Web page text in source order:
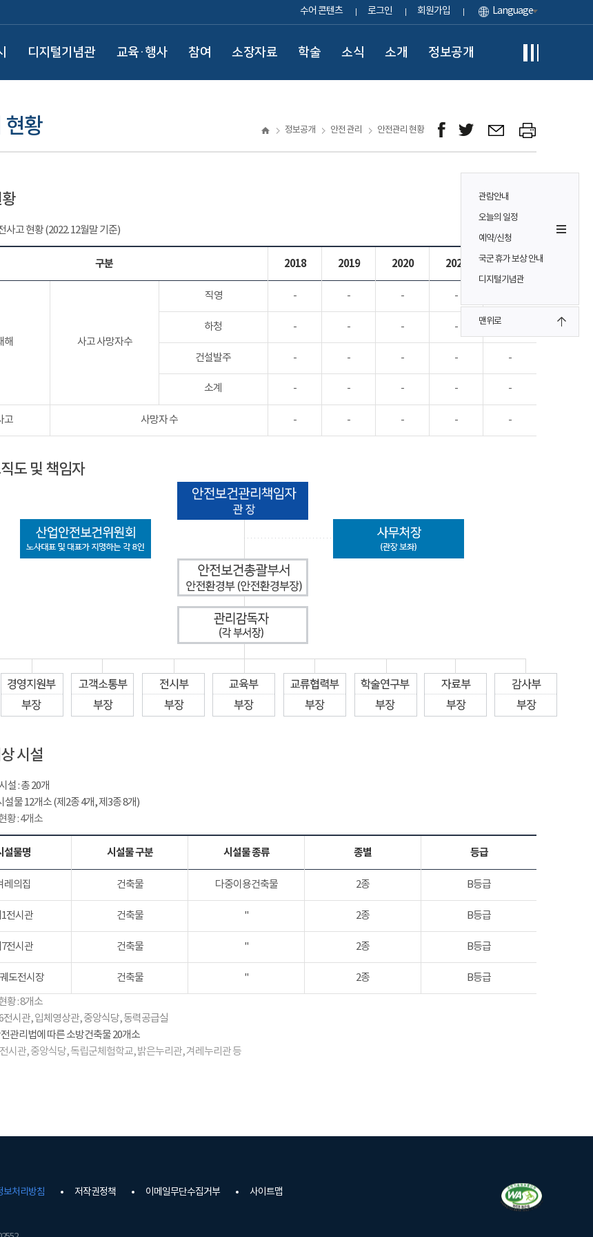
수어 콘텐츠 로그인 회원가입 Language
디지털기념관 교육·행사 참여 소장자료 학술 소식 소개 정보공개
관람안내
오늘의 일정
예약/신청
국군 휴가 보상 안내
디지털기념관
맨위로
현황 정보공개 안전 관리 안전관리 현황
사고 현황 (2022. 12월말 기준)
구분 2018 2019 2020 2021 2022
해 사고 사망자수
직영 - - - -
하청 - - - -
건설발주 - - - - -
소계 - - - - -
고 사망자 수 - - - - -
도 및 책임자
시설
설 : 총 20개
설물 12개소 (제2종 4개, 제3종 8개)
황 : 4개소
설물명 시설물 구분 시설물 종류 종별 등급
레의집 건축물 다중이용건축물 2종 B등급
전시관 건축물 " 2종 B등급
전시관 건축물 " 2종 B등급
도전시장 건축물 " 2종 B등급
황 : 8개소
전시관, 입체영상관, 중앙식당, 동력공급실
관리법에 따른 소방건축물 20개소
시관, 중앙식당, 독립군체험학교, 밝은누리관, 겨레누리관 등
보처리방침 저작권정책 이메일무단수집거부 사이트맵